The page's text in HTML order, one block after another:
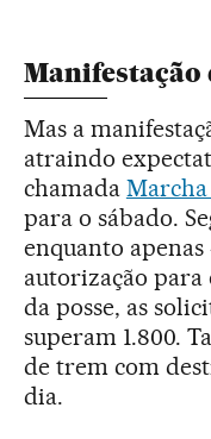
Manifestação
Mas a
atraindo
chamada
para o sábado.
enquanto
autorização para
da posse, as
superam 1.800.
de trem com
dia.